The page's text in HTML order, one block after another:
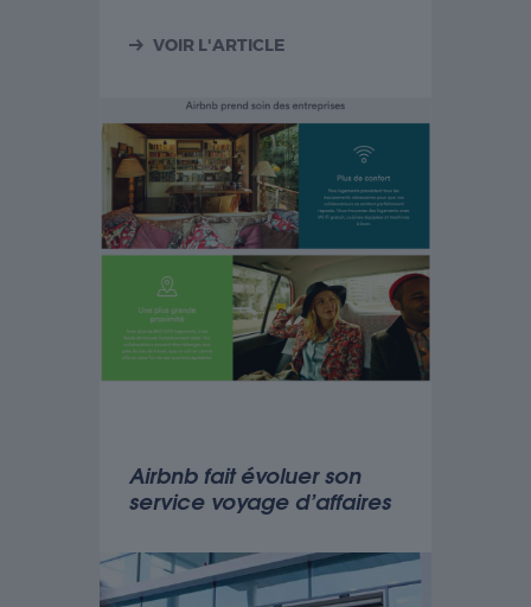
VOIR L'ARTICLE
Airbnb fait évoluer son
service voyage d’affaires
VOIR L'ARTICLE